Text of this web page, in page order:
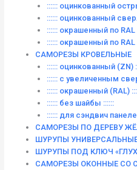
:::::: оцинкованный
:::::: оцинкованный
:::::: окрашенный по
:::::: окрашенный по
САМОРЕЗЫ КРОВЕЛЬНЫЕ
:::::: оцинкованный (ZN)
:::::: с увеличенным
:::::: окрашенный (RAL)
:::::: без шайбы ::::::
:::::: для сэндвич
САМОРЕЗЫ ПО ДЕРЕВУ
ШУРУПЫ
ШУРУПЫ ПОД КЛЮЧ
САМОРЕЗЫ ОКОННЫЕ СО